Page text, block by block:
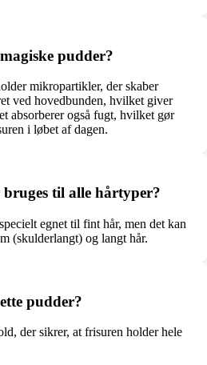
pudder?
mikropartikler, der skaber
ved hovedbunden, hvilket giver
absorberer også fugt, hvilket gør
i løbet af dagen.
til alle hårtyper?
egnet til fint hår, men det kan
(skulderlangt) og langt hår.
pudder?
der sikrer, at frisuren holder hele